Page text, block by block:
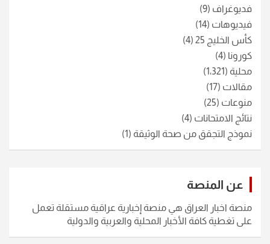
فديوغراف (9)
فيديوهات (14)
كأس الخليج 25
(4)
كورونا (4)
محلية (1٬321)
مقالات (17)
منوعات (25)
نتائج الامتحانات (4)
نموذج التجقق من صحة الوثيقة (1)
عن المنصة
منصة اخبار العراق هي منصة إخبارية عراقية مستقلة تعمل
على تغطية كافة الأخبار المحلية والعربية والدولية